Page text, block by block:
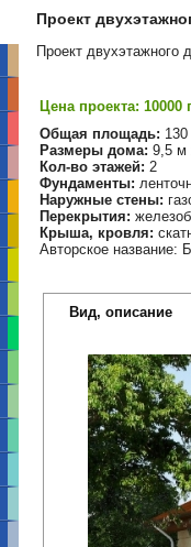
Проект
Проект двухэтажного
Цена проекта: 10000
Общая площадь:
Размеры дома: 9,5 м
Кол-во этажей: 2
Фундаменты:
Наружные стены:
Перекрытия:
Крыша, кровля:
Авторское название:
Вид, описание